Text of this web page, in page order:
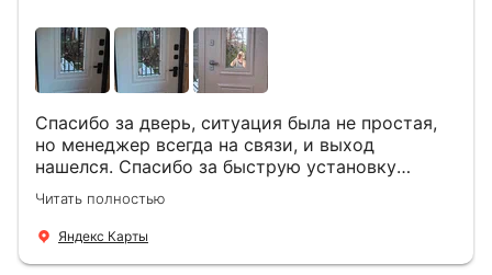
Спасибо за дверь, ситуация была не простая,
но менеджер всегда на связи, и выход
нашелся. Спасибо за быструю установку
Роману, один и привёз, и установил. Надеюсь,
что дверь нам долго послужит
Читать полностью
Яндекс Карты